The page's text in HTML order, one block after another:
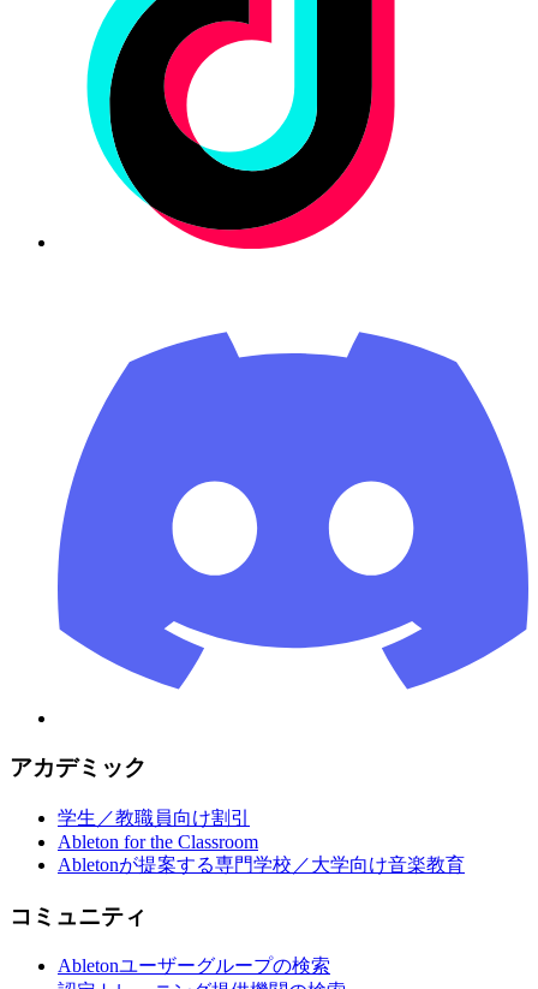
アカデミック
学生／教職員向け割引
Ableton for the Classroom
Abletonが提案する専門学校／大学向け音楽教育
コミュニティ
Abletonユーザーグループの検索